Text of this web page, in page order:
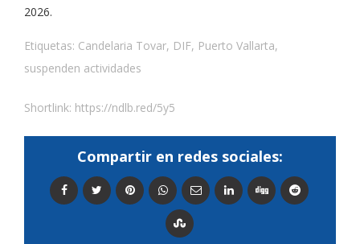
2026.
Etiquetas: Candelaria Tovar, DIF, Puerto Vallarta,
suspenden actividades
Shortlink: https://ndlb.red/5y5
Compartir en redes sociales: